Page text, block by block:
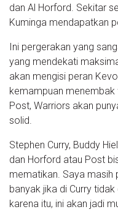
dan Al Horford. Sekitar
Kuminga mendapatkan
Ini pergerakan yang
yang mendekati
akan mengisi peran
kemampuan menembak
Post, Warriors akan
solid.
Stephen Curry, Buddy
dan Horford atau Post
mematikan. Saya masih
banyak jika di Curry
karena itu, ini akan jadi